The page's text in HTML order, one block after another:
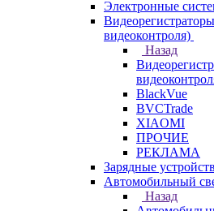
Электронные
видеоконтроля)
Назад
BlackVue
BVCTrade
XIAOMI
ПРОЧИЕ
РЕКЛАМА
Зарядные
Автомобильный
Назад